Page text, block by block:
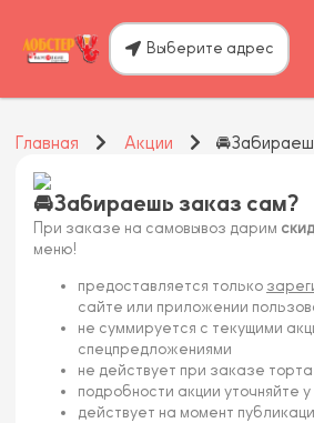
Выберите адрес
Главная Акции
🚘Забираешь заказ сам?
При заказе на самовывоз дарим
меню!
предоставляется только
сайте или приложении
не суммируется с текущими
спецпредложениями
не действует при заказе
подробности акции уточняйте
действует на момент